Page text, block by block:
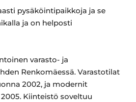
pysäköintipaikkoja ja se
ja on helposti
varasto- ja
Renkomäessä. Varastotilat
2002, ja modernit
Kiinteistö soveltuu